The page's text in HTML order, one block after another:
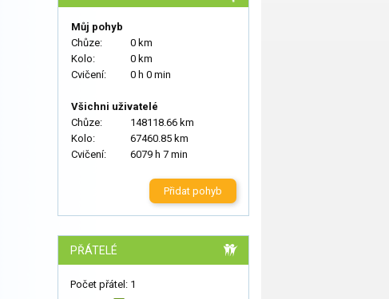
Můj pohyb
Chůze:
0 km
Kolo:
0 km
Cvičení:
0 h 0 min
Všichni uživatelé
Chůze:
148118.66 km
Kolo:
67460.85 km
Cvičení:
6079 h 7 min
Přidat pohyb
PŘÁTELÉ
Počet přátel: 1